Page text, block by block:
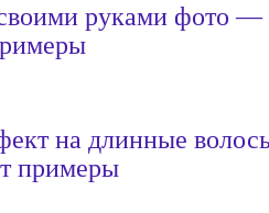
руками фото —
на длинные
примеры